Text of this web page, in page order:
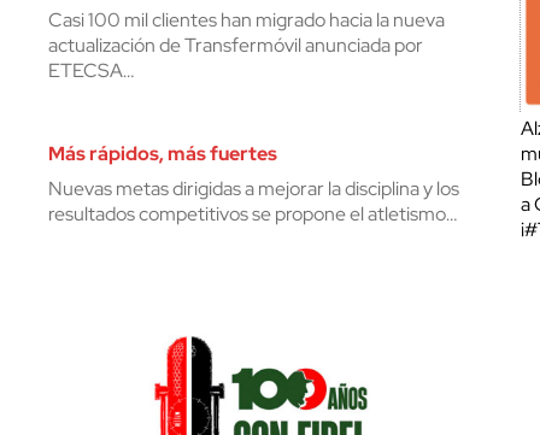
Casi 100 mil clientes han migrado hacia la nueva
actualización de Transfermóvil anunciada por
ETECSA…
Más rápidos, más fuertes
Nuevas metas dirigidas a mejorar la disciplina y los
resultados competitivos se propone el atletismo…
a